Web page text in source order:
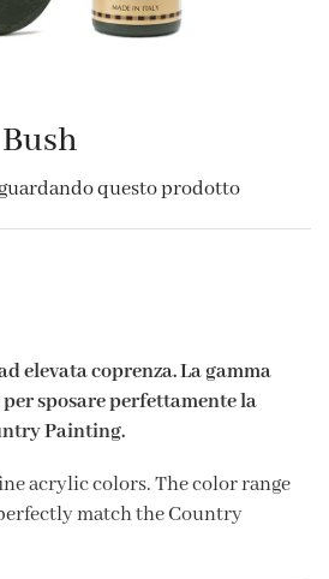
questo prodotto
elevata coprenza. La gamma
sposare perfettamente la
Painting.
acrylic colors. The color range
match the Country